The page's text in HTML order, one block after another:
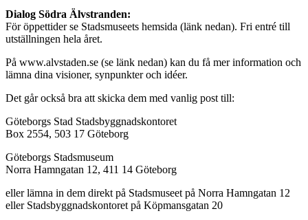
Dialog Södra Älvstranden:
För öppettider se Stadsmuseets hemsida (länk nedan). Fri entré till
utställningen hela året.
På www.alvstaden.se (se länk nedan) kan du få mer information och
lämna dina visioner, synpunkter och idéer.
Det går också bra att skicka dem med vanlig post till:
Göteborgs Stad Stadsbyggnadskontoret
Box 2554, 503 17 Göteborg
Göteborgs Stadsmuseum
Norra Hamngatan 12, 411 14 Göteborg
eller lämna in dem direkt på Stadsmuseet på Norra Hamngatan 12
eller Stadsbyggnadskontoret på Köpmansgatan 20